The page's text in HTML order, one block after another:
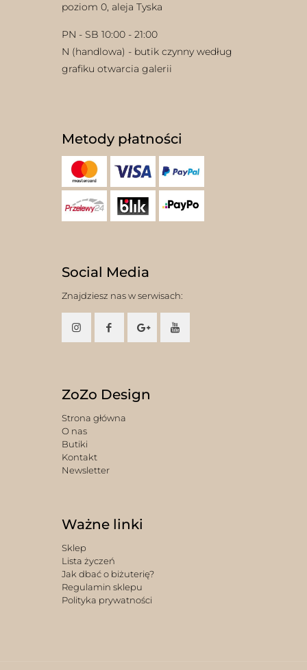
poziom 0, aleja Tyska
PN - SB 10:00 - 21:00
N (handlowa) - butik czynny według
grafiku otwarcia galerii
Metody płatności
Social Media
Znajdziesz nas w serwisach:
ZoZo Design
Strona główna
O nas
Butiki
Kontakt
Newsletter
Ważne linki
Sklep
Lista życzeń
Jak dbać o biżuterię?
Regulamin sklepu
Polityka prywatności